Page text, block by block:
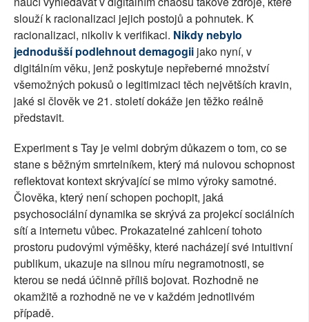
slouží k racionalizaci jejich postojů a pohnutek. K
racionalizaci, nikoliv k verifikaci. Nikdy nebylo
jednodušší podlehnout demagogii jako nyní, v
digitálním věku, jenž poskytuje nepřeberné množství
všemožných pokusů o legitimizaci těch největších kravin,
jaké si člověk ve 21. století dokáže jen těžko reálně
představit.
Experiment s Tay je velmi dobrým důkazem o tom, co se
stane s běžným smrtelníkem, který má nulovou schopnost
reflektovat kontext skrývající se mimo výroky samotné.
Člověka, který není schopen pochopit, jaká
psychosociální dynamika se skrývá za projekcí sociálních
sítí a internetu vůbec. Prokazatelné zahlcení tohoto
prostoru pudovými výměšky, které nacházejí své intuitivní
publikum, ukazuje na silnou míru negramotnosti, se
kterou se nedá účinně příliš bojovat. Rozhodně ne
okamžitě a rozhodně ne ve v každém jednotlivém
případě.